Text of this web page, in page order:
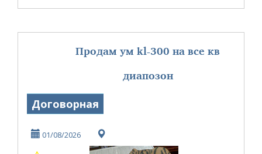
Продам ум kl-300 на все кв
диапозон
Договорная
01/08/2026